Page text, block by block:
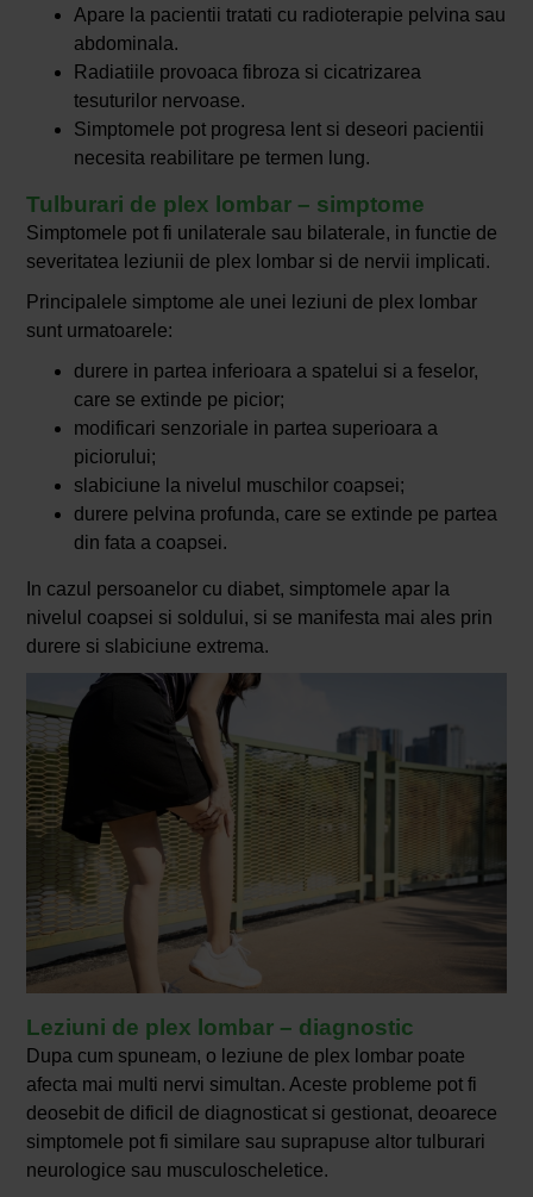
Apare la pacientii tratati cu radioterapie pelvina sau
abdominala.
Radiatiile provoaca fibroza si cicatrizarea
tesuturilor nervoase.
Simptomele pot progresa lent si deseori pacientii
necesita reabilitare pe termen lung.
Tulburari de plex lombar – simptome
Simptomele pot fi unilaterale sau bilaterale, in functie de
severitatea leziunii de plex lombar si de nervii implicati.
Principalele simptome ale unei leziuni de plex lombar
sunt urmatoarele:
durere in partea inferioara a spatelui si a feselor,
care se extinde pe picior;
modificari senzoriale in partea superioara a
piciorului;
slabiciune la nivelul muschilor coapsei;
durere pelvina profunda, care se extinde pe partea
din fata a coapsei.
In cazul persoanelor cu diabet, simptomele apar la
nivelul coapsei si soldului, si se manifesta mai ales prin
durere si slabiciune extrema.
Leziuni de plex lombar – diagnostic
Dupa cum spuneam, o leziune de plex lombar poate
afecta mai multi nervi simultan. Aceste probleme pot fi
deosebit de dificil de diagnosticat si gestionat, deoarece
simptomele pot fi similare sau suprapuse altor tulburari
neurologice sau musculoscheletice.